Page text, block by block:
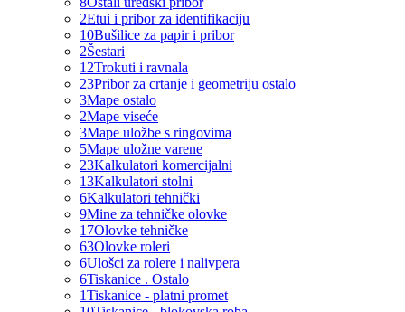
2Etui i pribor za identifikaciju
10Bušilice za papir i pribor
2Šestari
12Trokuti i ravnala
23Pribor za crtanje i geometriju ostalo
3Mape ostalo
2Mape viseće
3Mape uložbe s ringovima
5Mape uložne varene
23Kalkulatori komercijalni
13Kalkulatori stolni
6Kalkulatori tehnički
9Mine za tehničke olovke
17Olovke tehničke
63Olovke roleri
6Ulošci za rolere i nalivpera
6Tiskanice . Ostalo
1Tiskanice - platni promet